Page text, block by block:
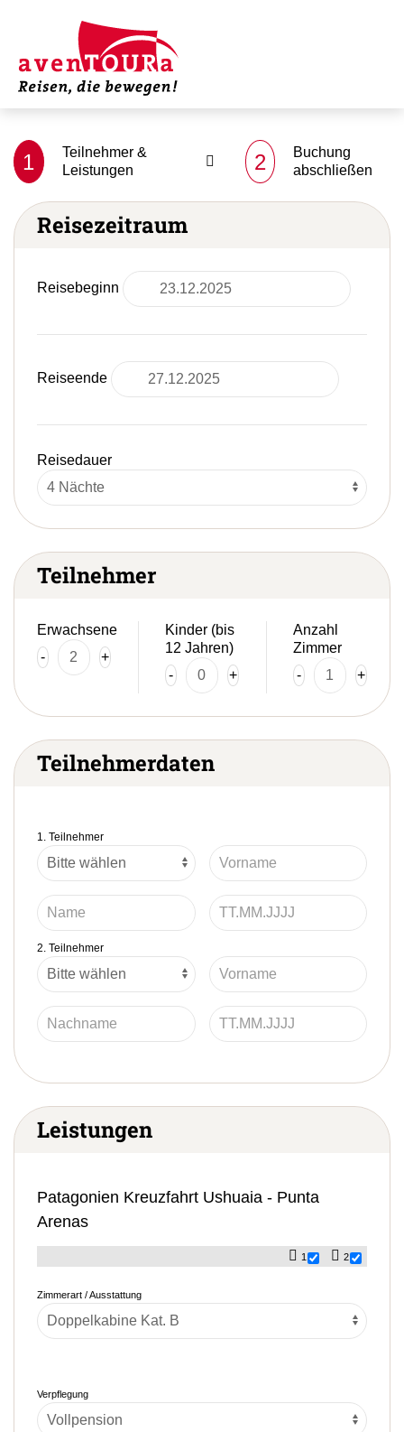
1
Teilnehmer &
Leistungen
2
Buchung
abschließen
Reisezeitraum
Reisebeginn
Reiseende
Reisedauer
Teilnehmer
Erwachsene
-
+
Kinder (bis
12 Jahren)
-
+
Anzahl
Zimmer
-
+
Teilnehmerdaten
1. Teilnehmer
2. Teilnehmer
Leistungen
Patagonien Kreuzfahrt Ushuaia - Punta
Arenas
1 2
Zimmerart / Ausstattung
Verpflegung